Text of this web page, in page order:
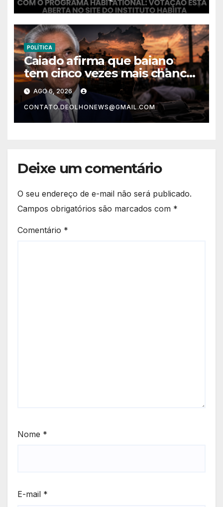
POLÍTICA
Caiado afirma que baiano
tem cinco vezes mais chances
de ser assassinado do que
um morador da Ucrânia
AGO 6, 2026
CONTATO.DEOLHONEWS@GMAIL.COM
Deixe um comentário
O seu endereço de e-mail não será publicado.
Campos obrigatórios são marcados com *
Comentário *
Nome *
E-mail *